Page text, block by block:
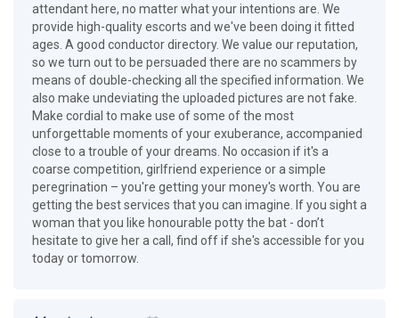
attendant here, no matter what your intentions are. We
provide high-quality escorts and we've been doing it fitted
ages. A good conductor directory. We value our reputation,
so we turn out to be persuaded there are no scammers by
means of double-checking all the specified information. We
also make undeviating the uploaded pictures are not fake.
Make cordial to make use of some of the most
unforgettable moments of your exuberance, accompanied
close to a trouble of your dreams. No occasion if it's a
coarse competition, girlfriend experience or a simple
peregrination – you're getting your money's worth. You are
getting the best services that you can imagine. If you sight a
woman that you like honourable potty the bat - don’t
hesitate to give her a call, find off if she's accessible for you
today or tomorrow.